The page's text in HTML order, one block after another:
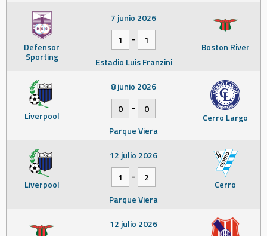
Defensor
Sporting
Boston River
7 junio 2026
1
-
1
Estadio Luis Franzini
Liverpool Cerro Largo
8 junio 2026
0
-
0
Parque Viera
Liverpool Cerro
12 julio 2026
1
-
2
Parque Viera
12 julio 2026